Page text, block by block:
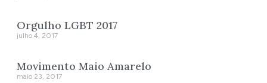
Orgulho LGBT 2017
julho 4, 2017
Movimento Maio Amarelo
maio 23, 2017